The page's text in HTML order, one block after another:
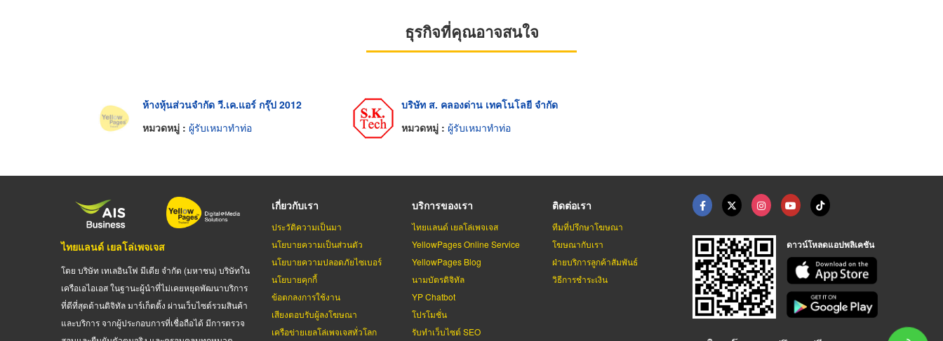
ธุรกิจที่คุณอาจสนใจ
ห้างหุ้นส่วนจำกัด วี.เค.แอร์ กรุ๊ป 2012
หมวดหมู่ : ผู้รับเหมาทำท่อ
บริษัท ส. คลองด่าน เทคโนโลยี จำกัด
หมวดหมู่ : ผู้รับเหมาทำท่อ
ไทยแลนด์ เยลโล่เพจเจส
โดย บริษัท เทเลอินโฟ มีเดีย จำกัด (มหาชน) บริษัทใน
เครือเอไอเอส ในฐานะผู้นำที่ไม่เคยหยุดพัฒนาบริการ
ที่ดีที่สุดด้านดิจิทัล มาร์เก็ตติ้ง ผ่านเว็บไซต์รวมสินค้า
และบริการ จากผู้ประกอบการที่เชื่อถือได้ มีการตรวจ
เกี่ยวกับเรา
ประวัติความเป็นมา
นโยบายความเป็นส่วนตัว
นโยบายความปลอดภัยไซเบอร์
นโยบายคุกกี้
ข้อตกลงการใช้งาน
เสียงตอบรับผู้ลงโฆษณา
เครือข่ายเยลโล่เพจเจสทั่วโลก
บริการของเรา
ไทยแลนด์ เยลโล่เพจเจส
YellowPages Online Service
YellowPages Blog
นามบัตรดิจิทัล
YP Chatbot
โปรโมชั่น
รับทำเว็บไซต์ SEO
ติดต่อเรา
ทีมที่ปรึกษาโฆษณา
โฆษณากับเรา
ฝ่ายบริการลูกค้าสัมพันธ์
วิธีการชำระเงิน
ดาวน์โหลดแอปพลิเคชัน